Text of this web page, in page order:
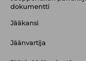
dokumentti
Jääkansi
Jäänvartija